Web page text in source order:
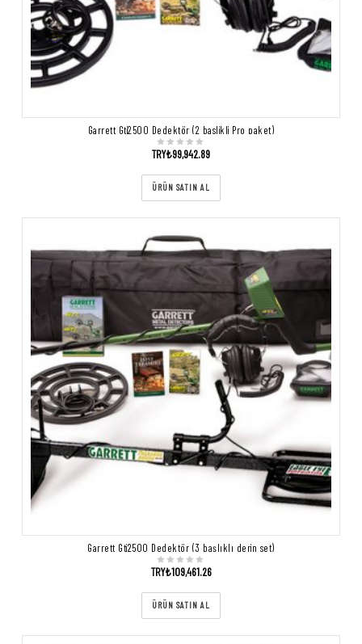
Garrett Gti2500 Dedektör (2 baslikli Pro paket)
TRY₺99,942.89
ÜRÜN SATIN AL
Garrett Gti2500 Dedektör (3 başlıklı derin set)
TRY₺109,461.26
ÜRÜN SATIN AL